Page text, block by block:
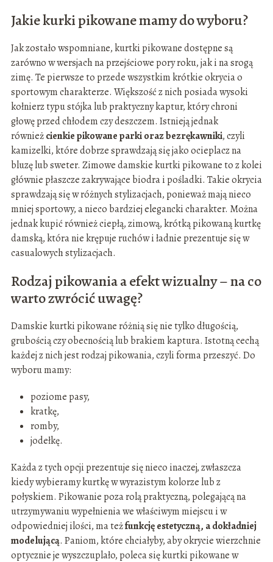
Jakie kurki pikowane mamy do wyboru?
Jak zostało wspomniane, kurtki pikowane dostępne są
zarówno w wersjach na przejściowe pory roku, jak i na srogą
zimę. Te pierwsze to przede wszystkim krótkie okrycia o
sportowym charakterze. Większość z nich posiada wysoki
kołnierz typu stójka lub praktyczny kaptur, który chroni
głowę przed chłodem czy deszczem. Istnieją jednak
równieżcienkie pikowane parki oraz bezrękawniki, czyli
kamizelki, które dobrze sprawdzają się jako ocieplacz na
bluzę lub sweter. Zimowe damskie kurtki pikowane to z kolei
głównie płaszcze zakrywające biodra i pośladki. Takie okrycia
sprawdzają się w różnych stylizacjach, ponieważ mają nieco
mniej sportowy, a nieco bardziej elegancki charakter. Można
jednak kupić również ciepłą, zimową, krótką pikowaną kurtkę
damską, która nie krępuje ruchów i ładnie prezentuje się w
casualowych stylizacjach.
Rodzaj pikowania a efekt wizualny – na co
warto zwrócić uwagę?
Damskie kurtki pikowane różnią się nie tylko długością,
grubością czy obecnością lub brakiem kaptura. Istotną cechą
każdej z nich jest rodzaj pikowania, czyli forma przeszyć. Do
wyboru mamy:
poziome pasy,
kratkę,
romby,
jodełkę.
Każda z tych opcji prezentuje się nieco inaczej, zwłaszcza
kiedy wybieramy kurtkę w wyrazistym kolorze lub z
połyskiem. Pikowanie poza rolą praktyczną, polegającą na
utrzymywaniu wypełnienia we właściwym miejscu i w
odpowiedniej ilości, ma teżfunkcję estetyczną, a dokładniej
modelującą. Paniom, które chciałyby, aby okrycie wierzchnie
optycznie je wyszczuplało, poleca się kurtki pikowane w